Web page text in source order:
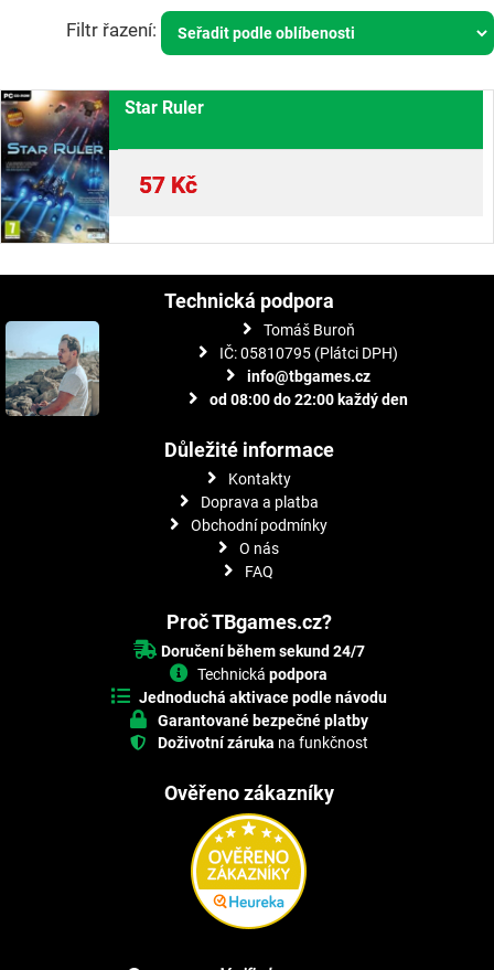
Star Ruler
57 Kč
Technická podpora
Tomáš Buroň
IČ: 05810795 (Plátci DPH)
info@tbgames.cz
od 08:00 do 22:00 každý den
Důležité informace
Kontakty
Doprava a platba
Obchodní podmínky
O nás
FAQ
Proč TBgames.cz?
Doručení během sekund 24/7
Technickápodpora
Jednoduchá aktivace podle návodu
Garantované bezpečné platby
Doživotní záruka na funkčnost
Ověřeno zákazníky